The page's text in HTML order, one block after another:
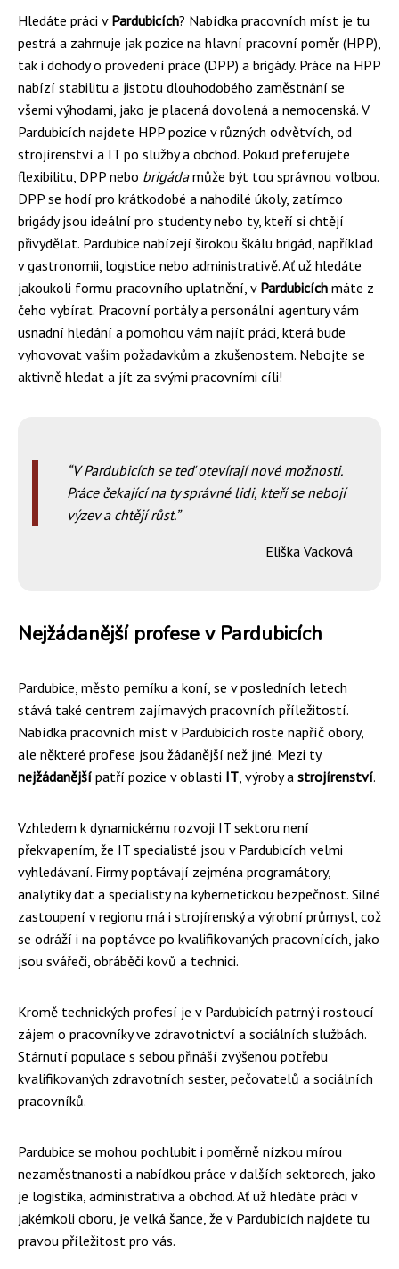
Hledáte práci v Pardubicích? Nabídka pracovních míst je tu
pestrá a zahrnuje jak pozice na hlavní pracovní poměr (HPP),
tak i dohody o provedení práce (DPP) a brigády. Práce na HPP
nabízí stabilitu a jistotu dlouhodobého zaměstnání se
všemi výhodami, jako je placená dovolená a nemocenská. V
Pardubicích najdete HPP pozice v různých odvětvích, od
strojírenství a IT po služby a obchod. Pokud preferujete
flexibilitu, DPP nebo brigádamůže být tou správnou volbou.
DPP se hodí pro krátkodobé a nahodilé úkoly, zatímco
brigády jsou ideální pro studenty nebo ty, kteří si chtějí
přivydělat. Pardubice nabízejí širokou škálu brigád, například
v gastronomii, logistice nebo administrativě. Ať už hledáte
jakoukoli formu pracovního uplatnění, v Pardubicích máte z
čeho vybírat. Pracovní portály a personální agentury vám
usnadní hledání a pomohou vám najít práci, která bude
vyhovovat vašim požadavkům a zkušenostem. Nebojte se
aktivně hledat a jít za svými pracovními cíli!
V Pardubicích se teď otevírají nové možnosti.
Práce čekající na ty správné lidi, kteří se nebojí
výzev a chtějí růst.
Eliška Vacková
Nejžádanější profese v Pardubicích
Pardubice, město perníku a koní, se v posledních letech
stává také centrem zajímavých pracovních příležitostí.
Nabídka pracovních míst v Pardubicích roste napříč obory,
ale některé profese jsou žádanější než jiné. Mezi ty
nejžádanější patří pozice v oblasti IT , výroby a strojírenství.
Vzhledem k dynamickému rozvoji IT sektoru není
překvapením, že IT specialisté jsou v Pardubicích velmi
vyhledávaní. Firmy poptávají zejména programátory,
analytiky dat a specialisty na kybernetickou bezpečnost. Silné
zastoupení v regionu má i strojírenský a výrobní průmysl, což
se odráží i na poptávce po kvalifikovaných pracovnících, jako
jsou svářeči, obráběči kovů a technici.
Kromě technických profesí je v Pardubicích patrný i rostoucí
zájem o pracovníky ve zdravotnictví a sociálních službách.
Stárnutí populace s sebou přináší zvýšenou potřebu
kvalifikovaných zdravotních sester, pečovatelů a sociálních
pracovníků.
Pardubice se mohou pochlubit i poměrně nízkou mírou
nezaměstnanosti a nabídkou práce v dalších sektorech, jako
je logistika, administrativa a obchod. Ať už hledáte práci v
jakémkoli oboru, je velká šance, že v Pardubicích najdete tu
pravou příležitost pro vás.